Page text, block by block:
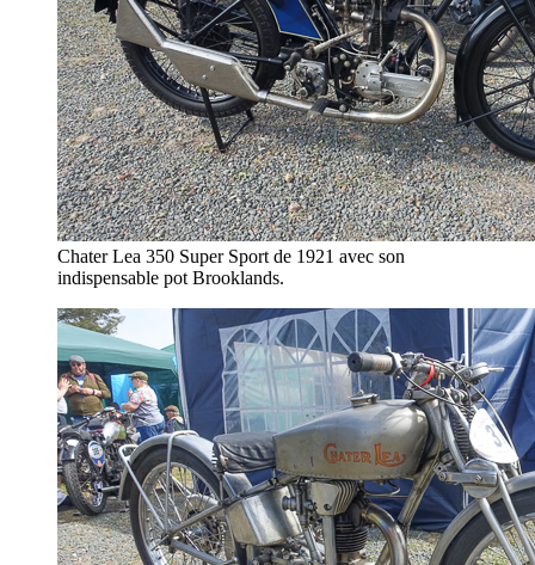
Chater Lea 350 Super Sport de 1921 avec son
indispensable pot Brooklands.